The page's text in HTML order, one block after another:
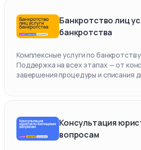
Банкротство лиц
банкротства
Комплексные услуги по
Поддержка на всех этапах — от
завершения процедуры и списания
Консультация
вопросам